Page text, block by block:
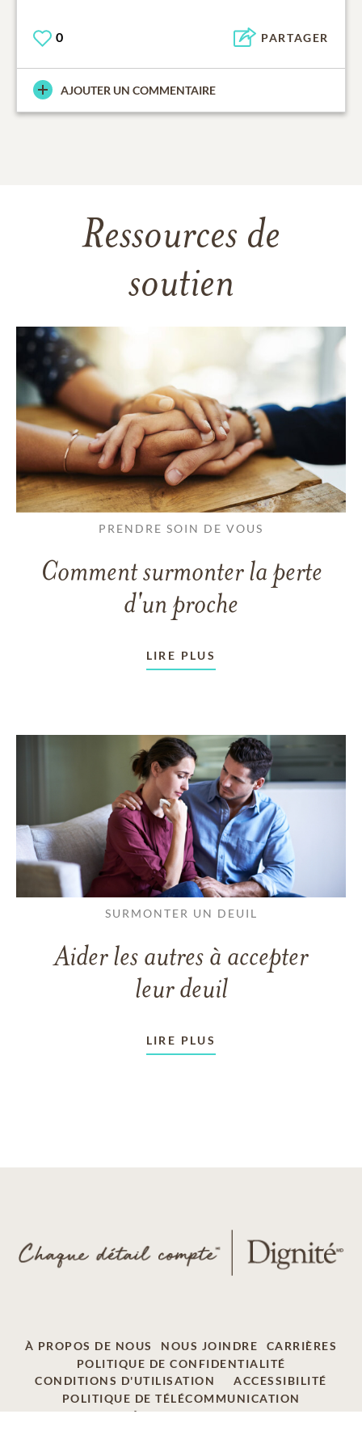
0 PARTAGER
AJOUTER UN COMMENTAIRE
Ressources de
soutien
PRENDRE SOIN DE VOUS
Comment surmonter la perte
d'un proche
LIRE PLUS
SURMONTER UN DEUIL
Aider les autres à accepter
leur deuil
LIRE PLUS
À PROPOS DE NOUS NOUS JOINDRE
CARRIÈRES
POLITIQUE DE CONFIDENTIALITÉ
CONDITIONS D'UTILISATION
ACCESSIBILITÉ
POLITIQUE DE TÉLÉCOMMUNICATION